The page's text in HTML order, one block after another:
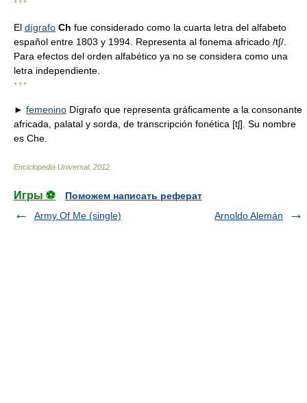
* * *
El dígrafo Ch fue considerado como la cuarta letra del alfabeto
español entre 1803 y 1994. Representa al fonema africado /t∫/.
Para efectos del orden alfabético ya no se considera como una
letra independiente.
* * *
► femenino Dígrafo que representa gráficamente a la consonante
africada, palatal y sorda, de transcripción fonética [tʃ]. Su nombre
es Che.
Enciclopedia Universal. 2012
Игры ⚽
Поможем написать реферат
Army Of Me (single)
Arnoldo Alemán